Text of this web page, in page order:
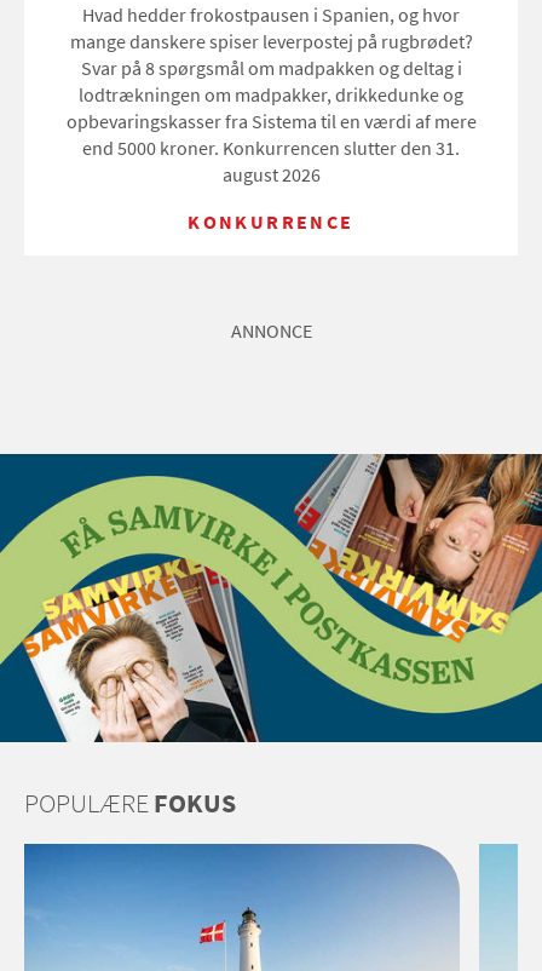
Hvad hedder frokostpausen i Spanien, og hvor
mange danskere spiser leverpostej på rugbrødet?
Svar på 8 spørgsmål om madpakken og deltag i
lodtrækningen om madpakker, drikkedunke og
opbevaringskasser fra Sistema til en værdi af mere
end 5000 kroner. Konkurrencen slutter den 31.
august 2026
KONKURRENCE
ANNONCE
POPULÆREFOKUS